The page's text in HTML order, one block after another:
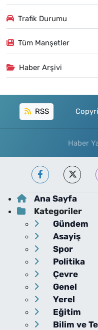
Trafik Durumu
Tüm Manşetler
Haber Arşivi
RSS
Haber
Ana Sayfa
Kategoriler
Gündem
Asayiş
Spor
Politika
Çevre
Genel
Yerel
Eğitim
Bilim ve